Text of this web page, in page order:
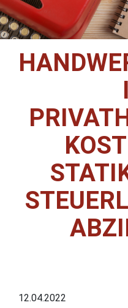
12.04.2022